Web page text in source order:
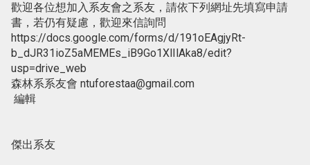
歡迎各位想加入系友會之系友，請依下列網址先填寫申請
書，若仍有疑慮，歡迎來信詢問
https://docs.google.com/forms/d/191oEAgjyRt-
b_dJR31ioZ5aMEMEs_iB9Go1XlIlAka8/edit?
usp=drive_web
森林系系友會 ntuforestaa@gmail.com
編輯
傑出系友